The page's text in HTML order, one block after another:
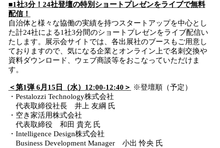
■1社3分！24社登壇の特別ショートプレゼンをライブで無料
配信！
自治体と様々な協働の実績を持つスタートアップを中心とし
た計24社による1社3分間のショートプレゼンをライブ配信い
たします。展示会サイトでは、各出展社のブースもご用意し
ておりますので、気になる企業とオンライン上で名刺交換や
資料ダウンロード、ウェブ商談等をおこなっていただけま
す。
＜第1弾 6月15日（水）12:00-12:40＞ ※登壇順（予定）
・Pestalozzi Technology株式会社
代表取締役社長 井上 友綱 氏
・空き家活用株式会社
代表取締役 和田 貴充 氏
・Intelligence Design株式会社
Business Development Manager 小出 怜央 氏